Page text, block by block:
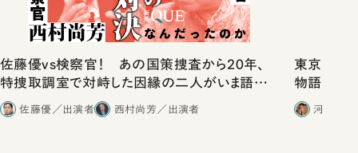
佐藤優vs検察官！ あの国策捜査から20年、
特捜取調室で対峙した因縁の二人がいま語り
合ったこと
佐藤優／出演者 西村尚芳／出演者
東京は都
物語」に
河野有